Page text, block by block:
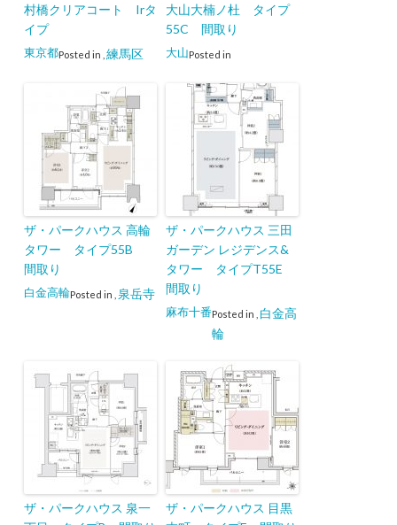
村橋クリアコート Irタ
イプ
Posted in
東京都 練馬区
大山大楠ノ杜 タイプ
55C 間取り
Posted in
大山
ザ・パークハウス 高輪
タワー タイプ55B
間取り
Posted in
白金高輪 泉岳寺
ザ・パークハウス 三田
ガーデン レジデンス&
タワー タイプT55E
間取り
Posted in
麻布十番
白金高
輪
ザ・パークハウス 泉一
ザ・パークハウス 目黒